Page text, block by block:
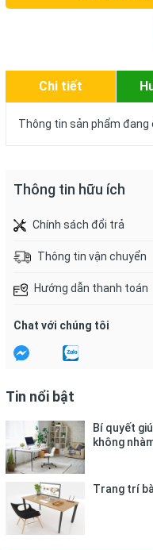
Chi tiết
Thông tin sản phẩm
Thông tin hữu ích
Chính sách đổi trả
Thông tin vận chuyển
Hướng dẫn thanh toán
Chat với chúng tôi
Tin nổi bật
Bí quyết
không
Trang trí